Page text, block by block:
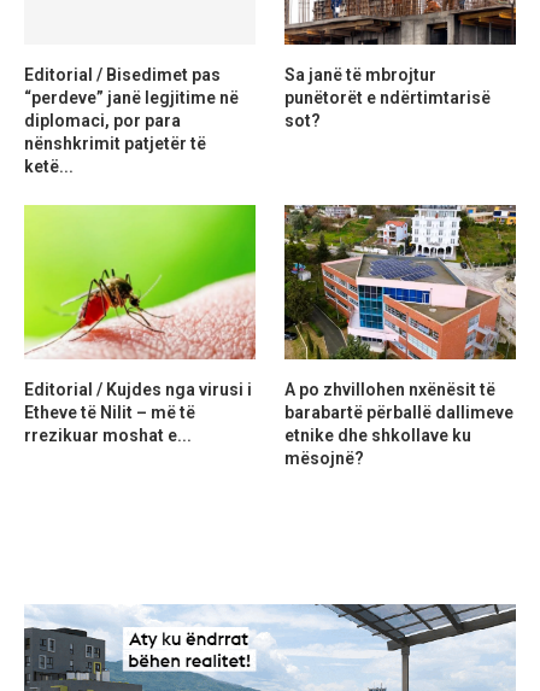
Editorial / Bisedimet pas
“perdeve” janë legjitime në
diplomaci, por para
nënshkrimit patjetër të
ketë...
Sa janë të mbrojtur
punëtorët e ndërtimtarisë
sot?
Editorial / Kujdes nga virusi i
Etheve të Nilit – më të
rrezikuar moshat e...
A po zhvillohen nxënësit të
barabartë përballë dallimeve
etnike dhe shkollave ku
mësojnë?